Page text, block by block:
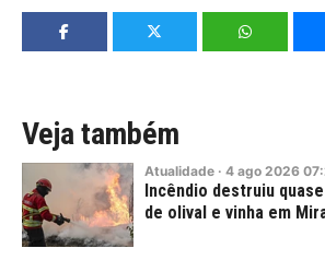
Veja também
Atualidade · 4 ago 2026
Incêndio destruiu
de olival e vinha em